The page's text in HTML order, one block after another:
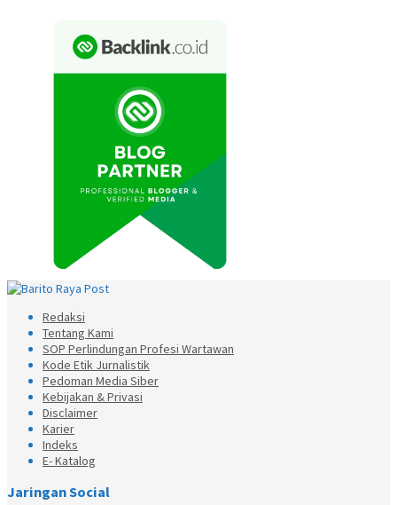
Redaksi
Tentang Kami
SOP Perlindungan Profesi Wartawan
Kode Etik Jurnalistik
Pedoman Media Siber
Kebijakan & Privasi
Disclaimer
Karier
Indeks
E- Katalog
Jaringan Social